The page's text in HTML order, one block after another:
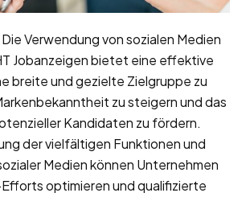
Die Verwendung von sozialen Medien
Jobanzeigen bietet eine effektive
breite und gezielte Zielgruppe zu
zu steigern und das
Kandidaten zu fördern.
der vielfältigen Funktionen und
Medien können Unternehmen
optimieren und qualifizierte